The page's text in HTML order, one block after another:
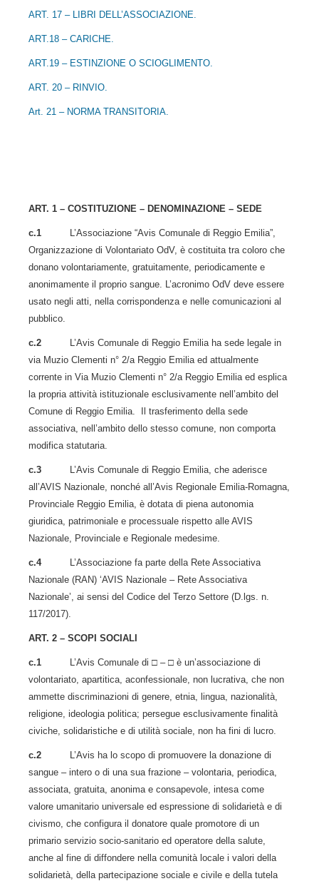
ART. 17 – LIBRI DELL’ASSOCIAZIONE.
ART.18 – CARICHE.
ART.19 – ESTINZIONE O SCIOGLIMENTO.
ART. 20 – RINVIO.
Art. 21 – NORMA TRANSITORIA.
ART. 1 – COSTITUZIONE – DENOMINAZIONE – SEDE
c.1 L’Associazione “Avis Comunale di Reggio Emilia”,
Organizzazione di Volontariato OdV, è costituita tra coloro che
donano volontariamente, gratuitamente, periodicamente e
anonimamente il proprio sangue. L’acronimo OdV deve essere
usato negli atti, nella corrispondenza e nelle comunicazioni al
pubblico.
c.2 L’Avis Comunale di Reggio Emilia ha sede legale in
via Muzio Clementi n° 2/a Reggio Emilia ed attualmente
corrente in Via Muzio Clementi n° 2/a Reggio Emilia ed esplica
la propria attività istituzionale esclusivamente nell’ambito del
Comune di Reggio Emilia. Il trasferimento della sede
associativa, nell’ambito dello stesso comune, non comporta
modifica statutaria.
c.3 L’Avis Comunale di Reggio Emilia, che aderisce
all’AVIS Nazionale, nonché all’Avis Regionale Emilia-Romagna,
Provinciale Reggio Emilia, è dotata di piena autonomia
giuridica, patrimoniale e processuale rispetto alle AVIS
Nazionale, Provinciale e Regionale medesime.
c.4
L’Associazione fa parte della Rete Associativa
Nazionale (RAN) ‘AVIS Nazionale – Rete Associativa
Nazionale’, ai sensi del Codice del Terzo Settore (D.lgs. n.
117/2017).
ART. 2 – SCOPI SOCIALI
c.1 L’Avis Comunale di □ – □ è un’associazione di
volontariato, apartitica, aconfessionale, non lucrativa, che non
ammette discriminazioni di genere, etnia, lingua, nazionalità,
religione, ideologia politica; persegue esclusivamente finalità
civiche, solidaristiche e di utilità sociale, non ha fini di lucro.
c.2 L’Avis ha lo scopo di promuovere la donazione di
sangue – intero o di una sua frazione – volontaria, periodica,
associata, gratuita, anonima e consapevole, intesa come
valore umanitario universale ed espressione di solidarietà e di
civismo, che configura il donatore quale promotore di un
primario servizio socio-sanitario ed operatore della salute,
anche al fine di diffondere nella comunità locale i valori della
solidarietà, della partecipazione sociale e civile e della tutela